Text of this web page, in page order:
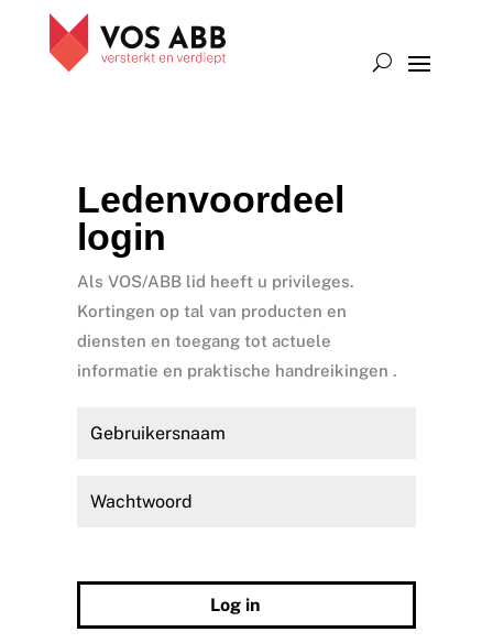
Ledenvoordeel
login
Als VOS/ABB lid heeft u privileges.
Kortingen op tal van producten en
diensten en toegang tot actuele
informatie en praktische handreikingen .
Log in